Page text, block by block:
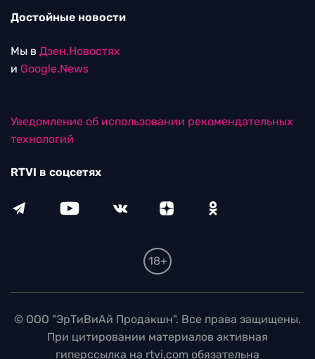
Достойные новости
Мы в Дзен.Новостях
и Google.News
Уведомление об использовании рекомендательных
технологий
RTVI в соцсетях
18+
© ООО "ЭрТиВиАй Продакшн". Все права защищены.
При цитировании материалов активная
гиперссылка на rtvi.com обязательна